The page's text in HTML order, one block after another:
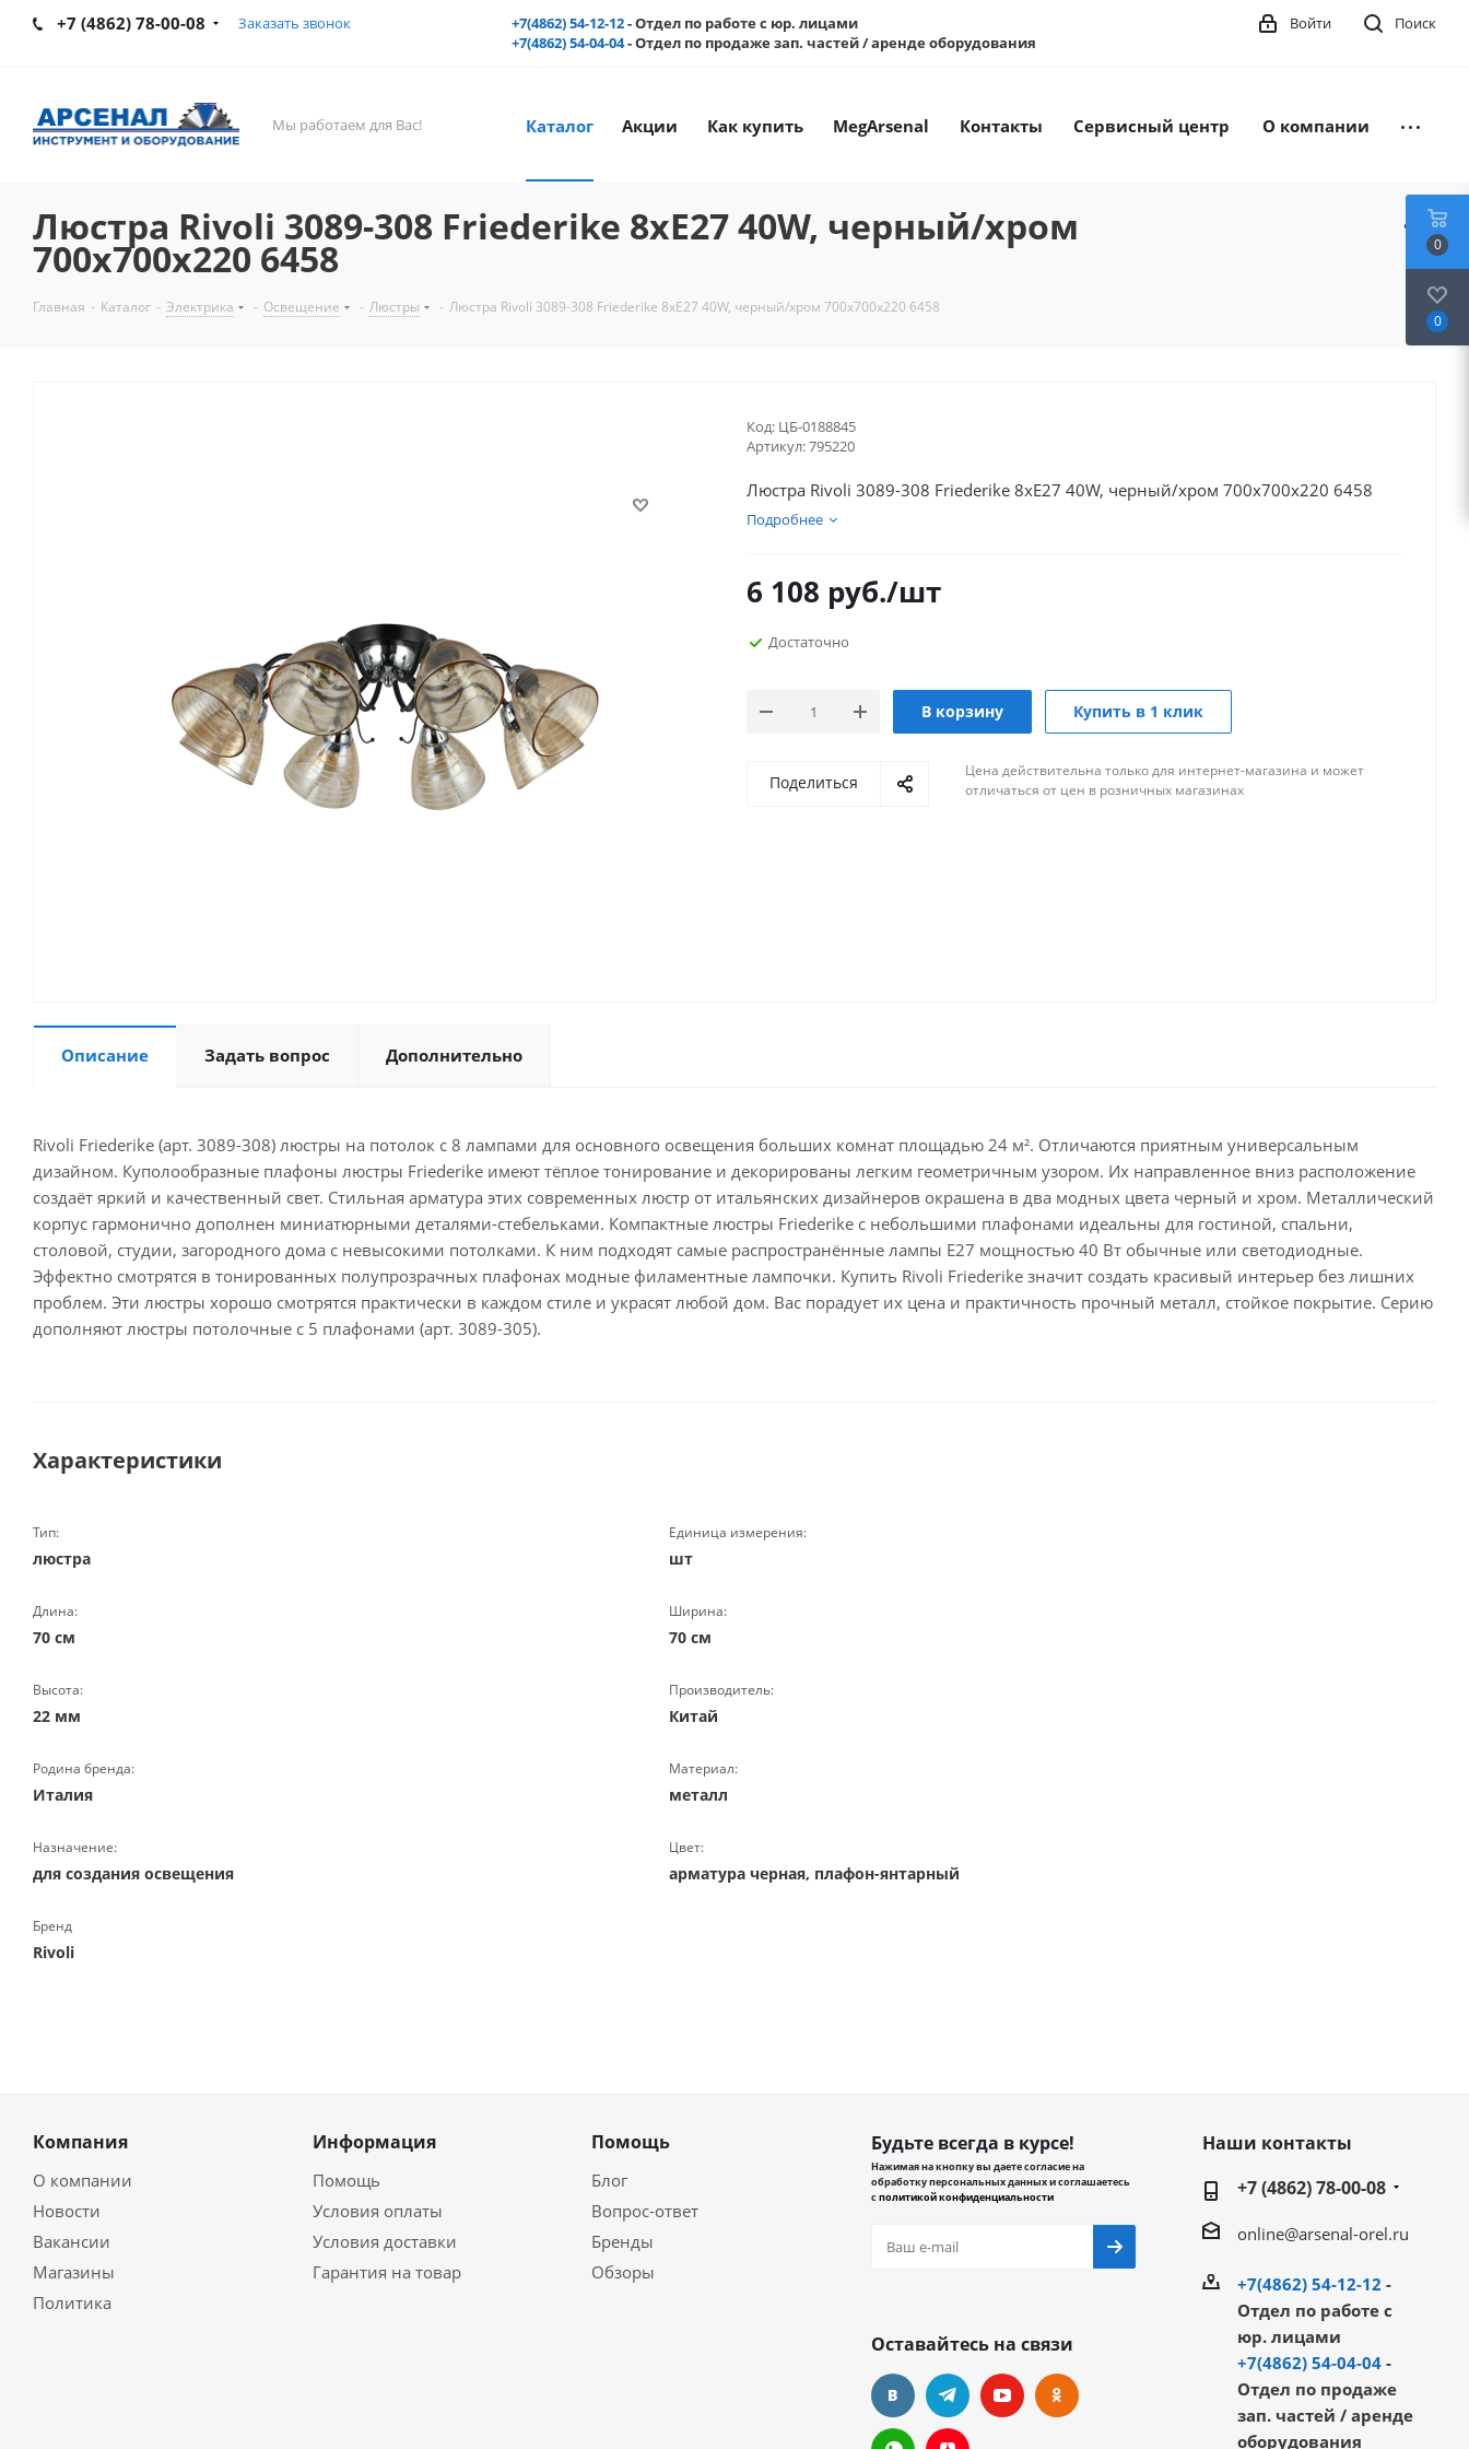
+7 (4862) 78-00-08 Заказать звонок +7(4862) 54-12-12- Отдел по работе с юр. лицами
+7(4862) 54-04-04- Отдел по продаже зап. частей / аренде оборудования
Поиск
Войти
Мы работаем для Вас! Каталог Акции Как купить MegArsenal Контакты Сервисный центр О компании
Люстра Rivoli 3089-308 Friederike 8хE27 40W, черный/хром
700х700х220 6458
Главная - Каталог - Электрика - Освещение - Люстры - Люстра Rivoli 3089-308 Friederike 8хE27 40W, черный/хром 700х700х220 6458
Код: ЦБ-0188845
Артикул:795220
Люстра Rivoli 3089-308 Friederike 8хE27 40W, черный/хром 700х700х220 6458
Подробнее
6 108 руб./шт
Достаточно
В корзину Купить в 1 клик
Поделиться
Цена действительна только для интернет-магазина и может
отличаться от цен в розничных магазинах
Описание Задать вопрос Дополнительно
Rivoli Friederike (арт. 3089-308) люстры на потолок с 8 лампами для основного освещения больших комнат площадью 24 м². Отличаются приятным универсальным
дизайном. Куполообразные плафоны люстры Friederike имеют тёплое тонирование и декорированы легким геометричным узором. Их направленное вниз расположение
создаёт яркий и качественный свет. Стильная арматура этих современных люстр от итальянских дизайнеров окрашена в два модных цвета черный и хром. Металлический
корпус гармонично дополнен миниатюрными деталями-стебельками. Компактные люстры Friederike с небольшими плафонами идеальны для гостиной, спальни,
столовой, студии, загородного дома с невысокими потолками. К ним подходят самые распространённые лампы Е27 мощностью 40 Вт обычные или светодиодные.
Эффектно смотрятся в тонированных полупрозрачных плафонах модные филаментные лампочки. Купить Rivoli Friederike значит создать красивый интерьер без лишних
проблем. Эти люстры хорошо смотрятся практически в каждом стиле и украсят любой дом. Вас порадует их цена и практичность прочный металл, стойкое покрытие. Серию
дополняют люстры потолочные с 5 плафонами (арт. 3089-305).
Характеристики
Тип:
люстра
Единица измерения:
шт
Длина:
70 см
Ширина:
70 см
Высота:
22 мм
Производитель:
Китай
Родина бренда:
Италия
Материал:
металл
Назначение:
для создания освещения
Цвет:
арматура черная, плафон-янтарный
Бренд
Rivoli
Компания
О компании
Новости
Вакансии
Магазины
Политика
Информация
Помощь
Условия оплаты
Условия доставки
Гарантия на товар
Помощь
Блог
Вопрос-ответ
Бренды
Обзоры
Будьте всегда в курсе!
Нажимая на кнопку вы даете согласие на
обработку персональных данных и соглашаетесь
сполитикой конфиденциальности
Оставайтесь на связи
Наши контакты
+7 (4862) 78-00-08
online@arsenal-orel.ru
+7(4862) 54-12-12 -
Отдел по работе с
юр. лицами
+7(4862) 54-04-04-
Отдел по продаже
зап. частей / аренде
оборудования
0
0